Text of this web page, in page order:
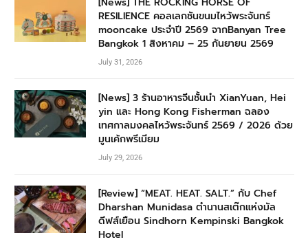
RESILIENCE คอลเลกชันขนมไหว้พระจันทร์
mooncake ประจำปี 2569 จากBanyan Tree
Bangkok 1 สิงหาคม – 25 กันยายน 2569
July 31, 2026
[News] 3 ร้านอาหารจีนชั้นนำ XianYuan, Hei
yin และ Hong Kong Fisherman ฉลอง
เทศกาลมงคลไหว้พระจันทร์ 2569 / 2026 ด้วย
มูนเค้กพรีเมียม
July 29, 2026
[Review] “MEAT. HEAT. SALT.” กับ Chef
Dharshan Munidasa ตำนานสเต๊กแห่งมัล
ดีฟส์เยือน Sindhorn Kempinski Bangkok
Hotel